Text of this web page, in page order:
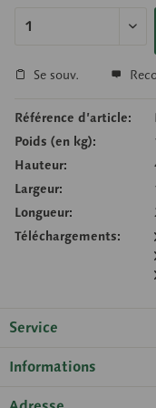
Se souv.
Référence d’article:
Poids (en kg):
Hauteur:
Largeur:
Longueur:
Téléchargements:
Service
Informations